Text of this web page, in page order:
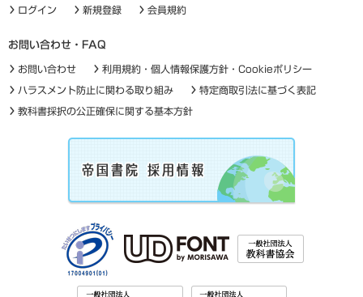
ログイン 新規登録 会員規約
お問い合わせ・FAQ
お問い合わせ 利用規約・個人情報保護方針・Cookieポリシー
ハラスメント防止に関わる取り組み 特定商取引法に基づく表記
教科書採択の公正確保に関する基本方針